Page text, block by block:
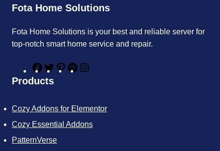
Fota Home Solutions
Fota Home Solutions is your best and reliable server for
top-notch smart home service and repair.
F
a
c
o
k
T
w
e
P
r
s
S
p
f
g
a
Products
Cozy Addons for Elementor
Cozy Essential Addons
PatternVerse